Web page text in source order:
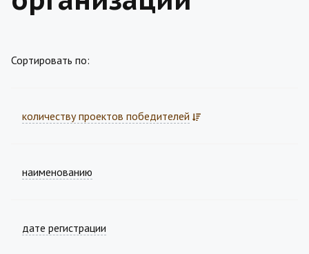
Сортировать по:
количеству проектов победителей
наименованию
дате регистрации